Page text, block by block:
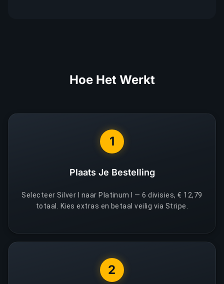
Hoe Het Werkt
1
Plaats Je Bestelling
Selecteer Silver I naar Platinum I — 6 divisies, € 12,79
totaal. Kies extras en betaal veilig via Stripe.
2